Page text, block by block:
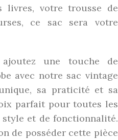
livres, votre trousse de
ce sac sera votre
ajoutez une touche de
avec notre sac vintage
sa praticité et sa
parfait pour toutes les
et de fonctionnalité.
de posséder cette pièce